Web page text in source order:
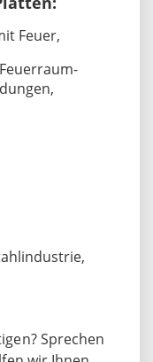
Feuer,
Sprechen